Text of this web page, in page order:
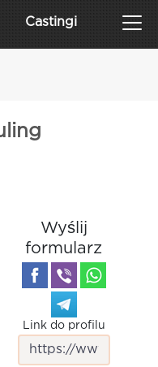
Castingi
Wyślij
formularz
Link do profilu